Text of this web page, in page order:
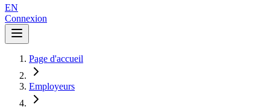
EN
Connexion
Page d'accueil
Employeurs